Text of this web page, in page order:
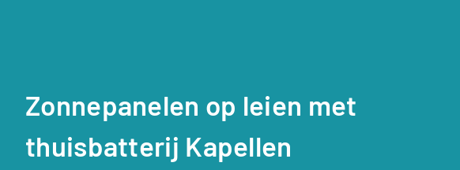
Zonnepanelen op leien met
thuisbatterij Kapellen